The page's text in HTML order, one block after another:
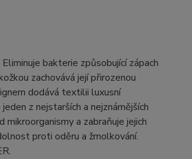
bakterie způsobující zápach
zachovává její přirozenou
dodává textilii luxusní
z nejstarších a nejznámějších
a zabraňuje jejich
proti oděru a žmolkování.